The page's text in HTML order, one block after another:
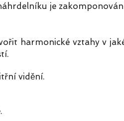
je
harmonické vztahy v
vidění.